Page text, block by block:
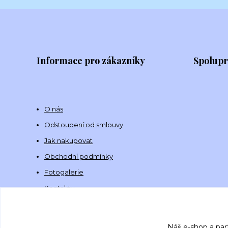
Informace pro zákazníky
O nás
Odstoupení od smlouvy
Jak nakupovat
Obchodní podmínky
Fotogalerie
Kontakty